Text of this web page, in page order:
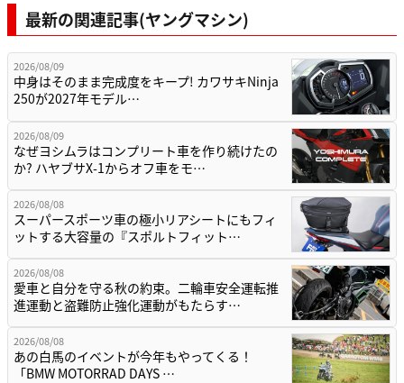
最新の関連記事(ヤングマシン)
2026/08/09
中身はそのまま完成度をキープ! カワサキNinja
250が2027年モデル…
2026/08/09
なぜヨシムラはコンプリート車を作り続けたの
か? ハヤブサX-1からオフ車をモ…
2026/08/08
スーパースポーツ車の極小リアシートにもフィ
ットする大容量の『スポルトフィット…
2026/08/08
愛車と自分を守る秋の約束。二輪車安全運転推
進運動と盗難防止強化運動がもたらす…
2026/08/08
あの白馬のイベントが今年もやってくる！
「BMW MOTORRAD DAYS …